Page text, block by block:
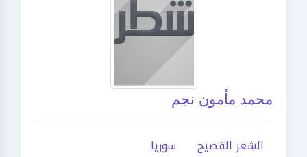
محمد مأمون نجم
الشعر الفصيح سوريا